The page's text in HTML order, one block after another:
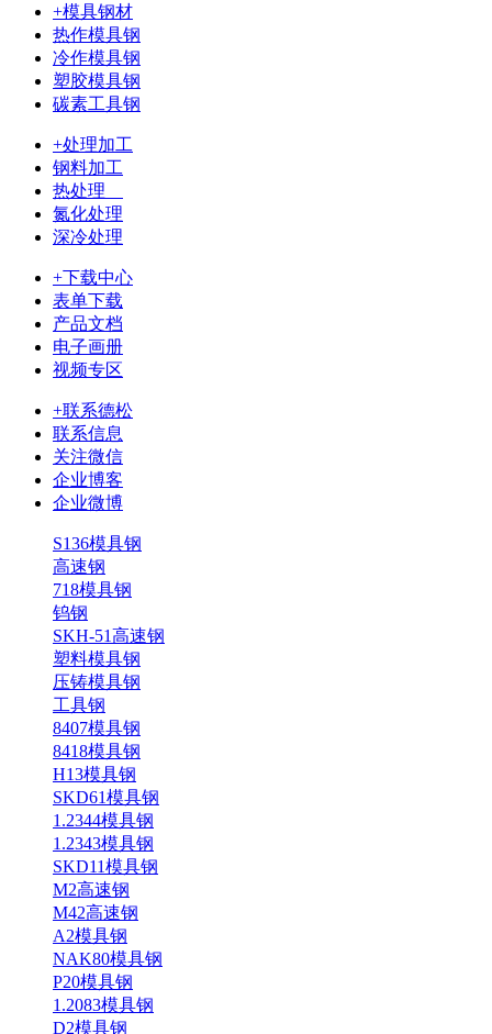
+模具钢材
热作模具钢
冷作模具钢
塑胶模具钢
碳素工具钢
+处理加工
钢料加工
热处理
氮化处理
深冷处理
+下载中心
表单下载
产品文档
电子画册
视频专区
+联系德松
联系信息
关注微信
企业博客
企业微博
S136模具钢
高速钢
718模具钢
钨钢
SKH-51高速钢
塑料模具钢
压铸模具钢
工具钢
8407模具钢
8418模具钢
H13模具钢
SKD61模具钢
1.2344模具钢
1.2343模具钢
SKD11模具钢
M2高速钢
M42高速钢
A2模具钢
NAK80模具钢
P20模具钢
1.2083模具钢
D2模具钢